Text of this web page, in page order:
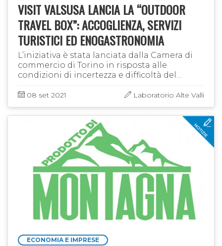
VISIT VALSUSA LANCIA LA “OUTDOOR
TRAVEL BOX”: ACCOGLIENZA, SERVIZI
TURISTICI ED ENOGASTRONOMIA
L’iniziativa è stata lanciata dalla Camera di
commercio di Torino in risposta alle
condizioni di incertezza e difficoltà del
settore turistico nelle località di montagna,
e vuole supportare gli …
08 set 2021 Laboratorio Alte Valli
ECONOMIA E IMPRESE